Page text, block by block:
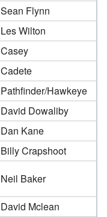
Sean Flynn
Les Wilton
Casey
Cadete
Pathfinder/Hawkeye
David Dowaliby
Dan Kane
Billy Crapshoot
Neil Baker
David Mclean